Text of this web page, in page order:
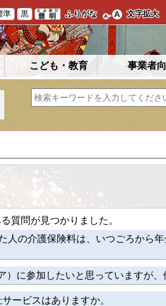
準 黒 ふりがな 文字拡大
こども・教育 事業者
質問が見つかりました。
人の介護保険料は、いつごろから
に参加したいと思っていますが、
ービスはありますか。